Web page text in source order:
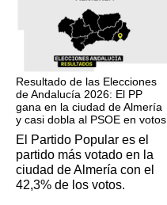
Resultado de las Elecciones
de Andalucía 2026: El PP
gana en la ciudad de Almería
y casi dobla al PSOE en votos
El Partido Popular es el
partido más votado en la
ciudad de Almería con el
42,3% de los votos.